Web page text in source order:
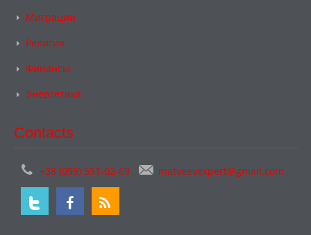
Миграции
Религия
Финансы
Энергетика
Contacts
+38 (098) 551-02-69 matveevexpert@gmail.com